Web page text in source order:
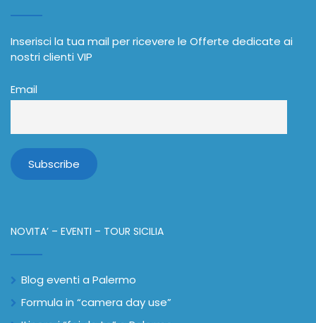
Inserisci la tua mail per ricevere le Offerte dedicate ai
nostri clienti VIP
Email
NOVITA’ – EVENTI – TOUR SICILIA
Blog eventi a Palermo
Formula in “camera day use”